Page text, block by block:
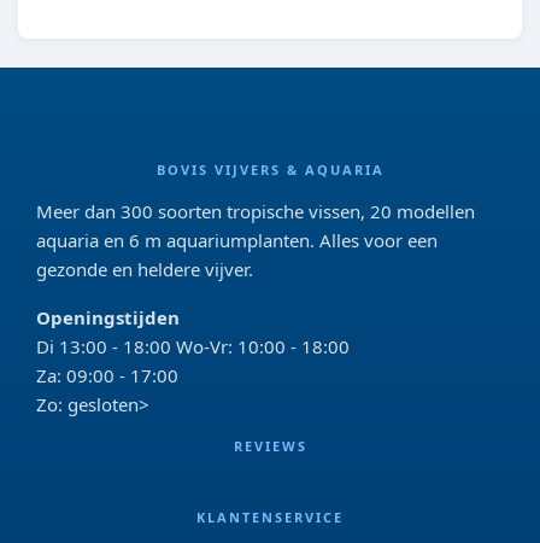
BOVIS VIJVERS & AQUARIA
Meer dan 300 soorten tropische vissen, 20 modellen
aquaria en 6 m aquariumplanten. Alles voor een
gezonde en heldere vijver.
Openingstijden
Di 13:00 - 18:00 Wo-Vr: 10:00 - 18:00
Za: 09:00 - 17:00
Zo: gesloten>
REVIEWS
KLANTENSERVICE